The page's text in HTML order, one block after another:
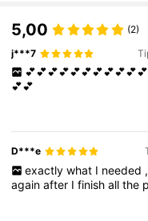
5,00 (2)
j***7
💕💕
D***e
exactly what I needed ,
againafter Ifinishallthe